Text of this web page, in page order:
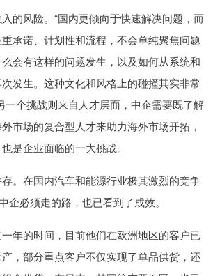
的风险。“国内更倾向于快速解决问题，而
承诺、计划性和流程，不会单纯聚焦问题
会有这样的问题发生，以及如何从系统和
发生。这种文化和风格上的碰撞其实非常
一个挑战则来自人才层面，中企需要既了解
市场的复合型人才来助力海外市场开拓，
是企业面临的一大挑战。
。在国内汽车和能源行业极其激烈的竞争
企必须走的路，也已看到了成效。
年的时间，目前他们在欧洲地区的客户已
，部分重点客户不仅实现了单品供货，还